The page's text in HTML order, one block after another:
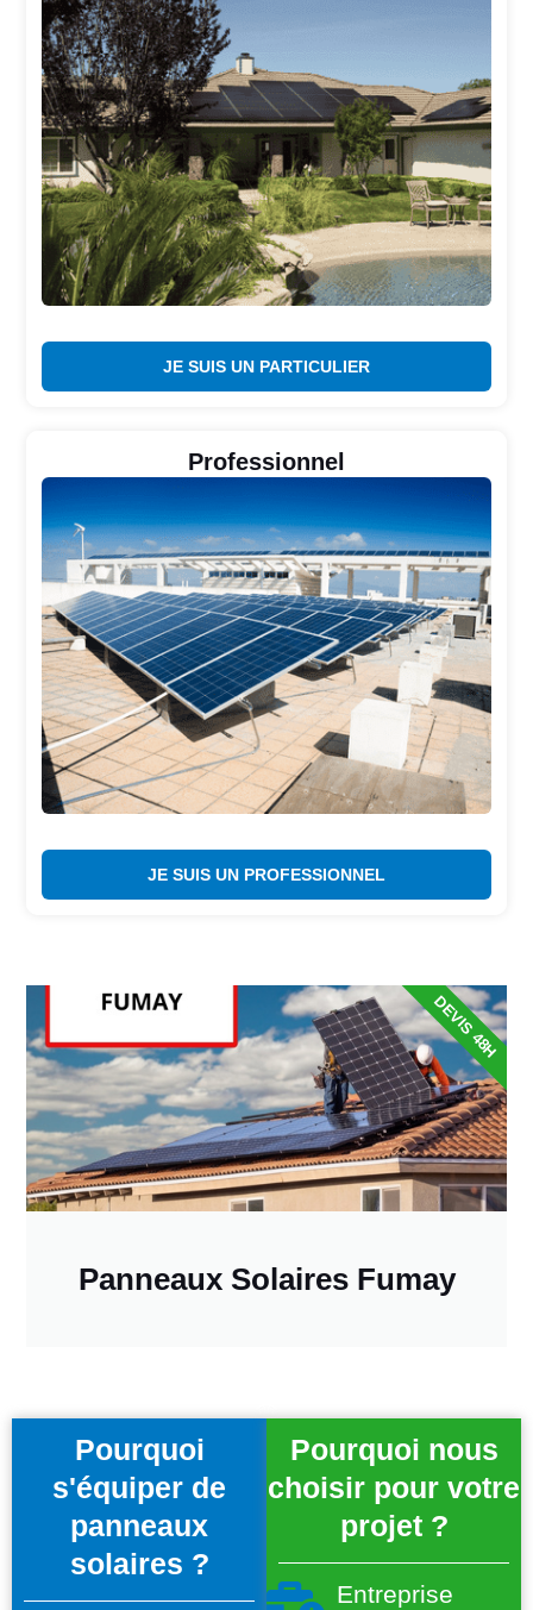
JE SUIS UN PARTICULIER
Professionnel
JE SUIS UN PROFESSIONNEL
Panneaux Solaires Fumay
DEVIS 48H
Pourquoi
s'équiper de
panneaux
solaires ?
Pourquoi nous
choisir pour votre
projet ?
Entreprise